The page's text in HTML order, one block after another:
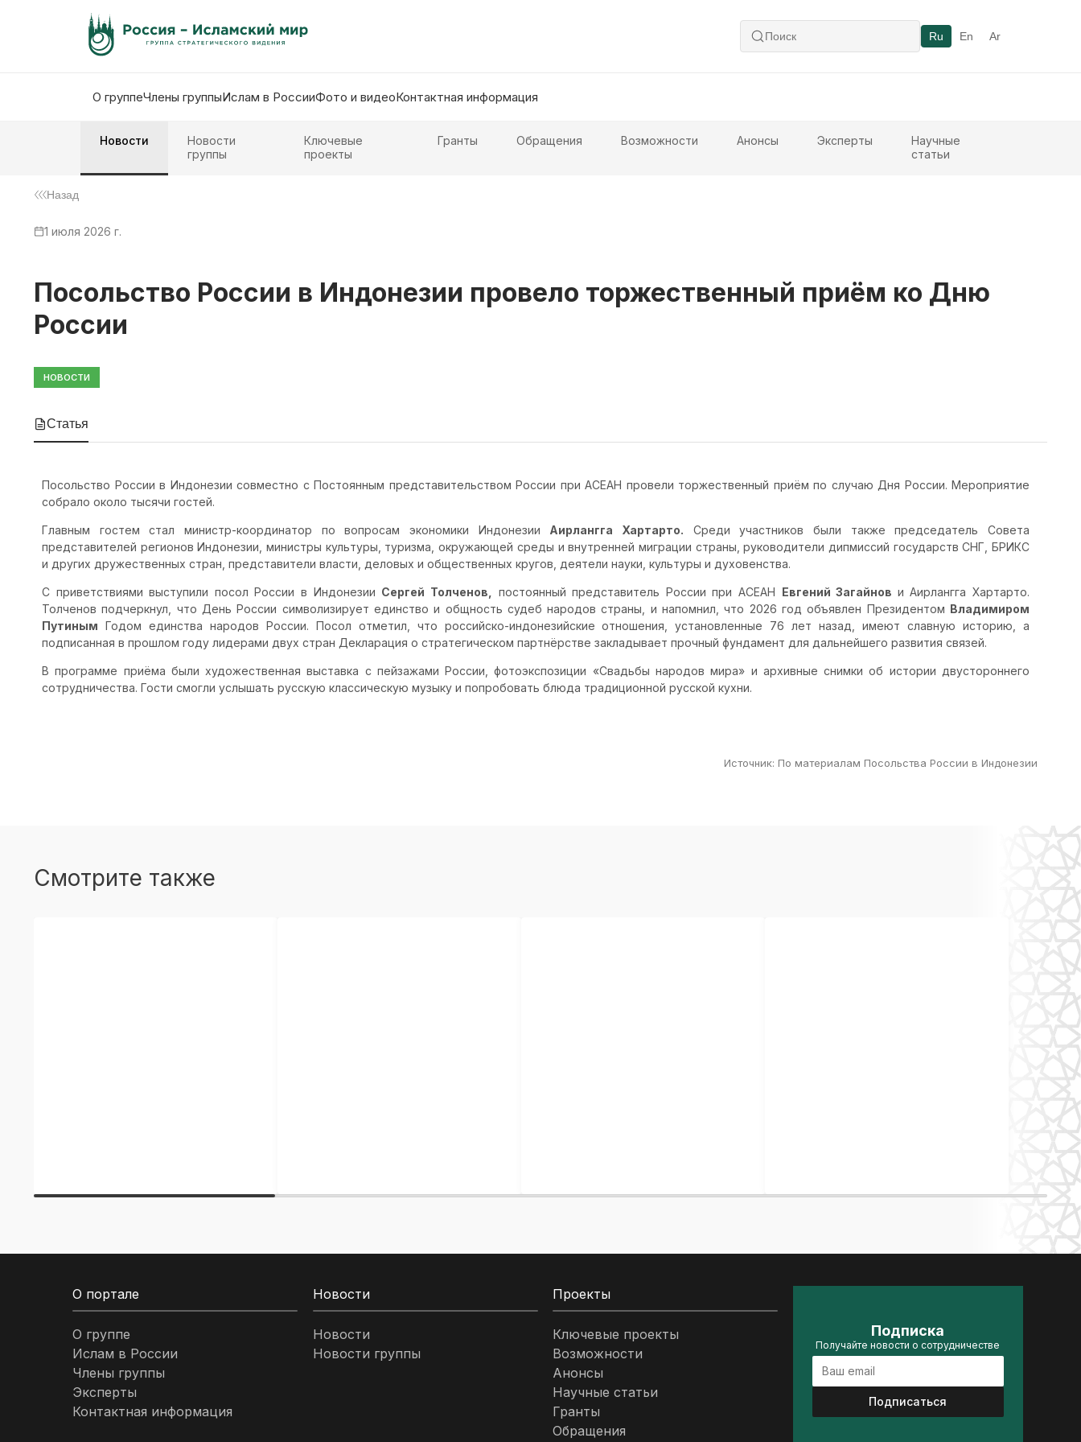
Ru En Ar
О группеЧлены группыИслам в РоссииФото и видеоКонтактная информация
Новости
Новости
группы
Ключевые
проекты
Гранты Обращения Возможности Анонсы Эксперты
Научные
статьи
Назад
1 июля 2026 г.
Посольство России в Индонезии провело торжественный приём ко Дню
России
НОВОСТИ
Статья
Посольство России в Индонезии совместно с Постоянным представительством России при АСЕАН провели торжественный приём по случаю Дня России. Мероприятие
собрало около тысячи гостей.
Главным гостем стал министр-координатор по вопросам экономики Индонезии Аирлангга Хартарто. Среди участников были также председатель Совета
представителей регионов Индонезии, министры культуры, туризма, окружающей среды и внутренней миграции страны, руководители дипмиссий государств СНГ, БРИКС
и других дружественных стран, представители власти, деловых и общественных кругов, деятели науки, культуры и духовенства.
С приветствиями выступили посол России в Индонезии Сергей Толченов, постоянный представитель России при АСЕАН Евгений Загайнов и Аирлангга Хартарто.
Толченов подчеркнул, что День России символизирует единство и общность судеб народов страны, и напомнил, что 2026 год объявлен Президентом Владимиром
Путиным Годом единства народов России. Посол отметил, что российско-индонезийские отношения, установленные 76 лет назад, имеют славную историю, а
подписанная в прошлом году лидерами двух стран Декларация о стратегическом партнёрстве закладывает прочный фундамент для дальнейшего развития связей.
В программе приёма были художественная выставка с пейзажами России, фотоэкспозиции «Свадьбы народов мира» и архивные снимки об истории двустороннего
сотрудничества. Гости смогли услышать русскую классическую музыку и попробовать блюда традиционной русской кухни.
Источник: По материалам Посольства России в Индонезии
Смотрите также
О портале
О группе
Ислам в России
Члены группы
Эксперты
Контактная информация
Новости
Новости
Новости группы
Проекты
Ключевые проекты
Возможности
Анонсы
Научные статьи
Гранты
Обращения
Подписка
Получайте новости о сотрудничестве
Подписаться